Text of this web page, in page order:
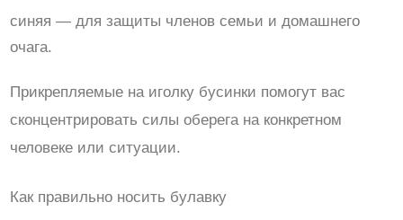
синяя — для защиты членов семьи и домашнего
очага.
Прикрепляемые на иголку бусинки помогут вас
сконцентрировать силы оберега на конкретном
человеке или ситуации.
Как правильно носить булавку